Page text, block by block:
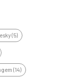
(5)
(14)